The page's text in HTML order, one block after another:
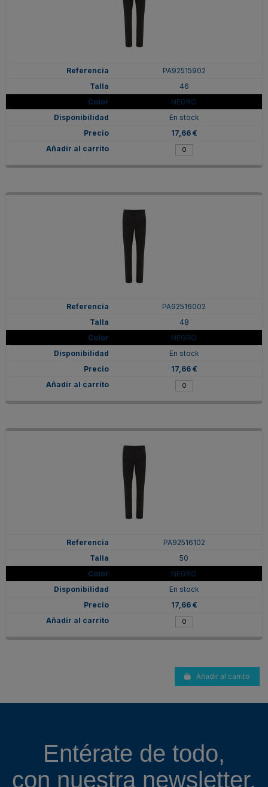
PA92515902
46
NEGRO
En stock
17,66 €
PA92516002
48
NEGRO
En stock
17,66 €
PA92516102
50
NEGRO
En stock
17,66 €
Añadir al carrito
Entérate de todo,
con nuestra newsletter.